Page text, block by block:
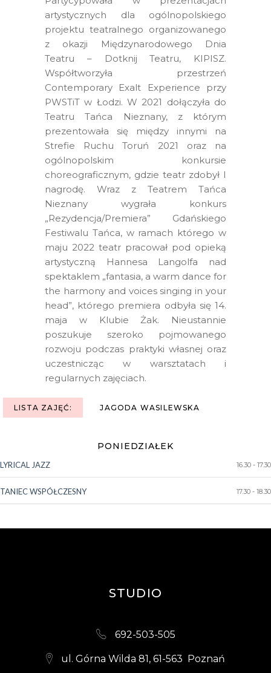
artystycznych dla ogólnopolskiego
projektu teatralnego organizowanego
z okazji Międzynarodowego Dnia
Teatru – Dotknij Teatru, KIPISZ.
Współtworzyła przestrzeń
Contemporary Exalt Experience przy
PWSTiT w Łodzi. W 2021 dołączyła do
Teatru Tańca Nieznany, z którym
prezentowała się między innymi na
Strefie Ruchu Toruń 2021 oraz na
ogólnopolskim konkursie
choreograficznym, gdzie teatr zdobył I
nagrodę. Wraz z Teatrem Tańca
Nieznany wygrała konkurs
„Rezydencja/Premiera” Gdańskiego
Festiwalu Tańca, w ramach którego w
maju 2022 teatr pracował pod opieką
artystyczną Hannesa Langolfa nad
spektaklem „fantasia, a warm dance for
the harmony and voices singing in your
head”, którego premiera odbyła się 14.
maja w Klubie Żak. Nieustannie
poszukuje szeroko pojmowanego
rozwoju podczas praktyki własnej oraz
uczestnicząc w warsztatach i
regularnych zajęciach.
LISTA ZAJĘĆ: JAGODA WASILEWSKA
PONIEDZIAŁEK
LYRICAL JAZZ 16.30 - 17.30
TANIEC WSPÓŁCZESNY 17.30 - 18.30
STUDIO
692-503-505
ul. Górna Wilda 81, 61-563 Poznań